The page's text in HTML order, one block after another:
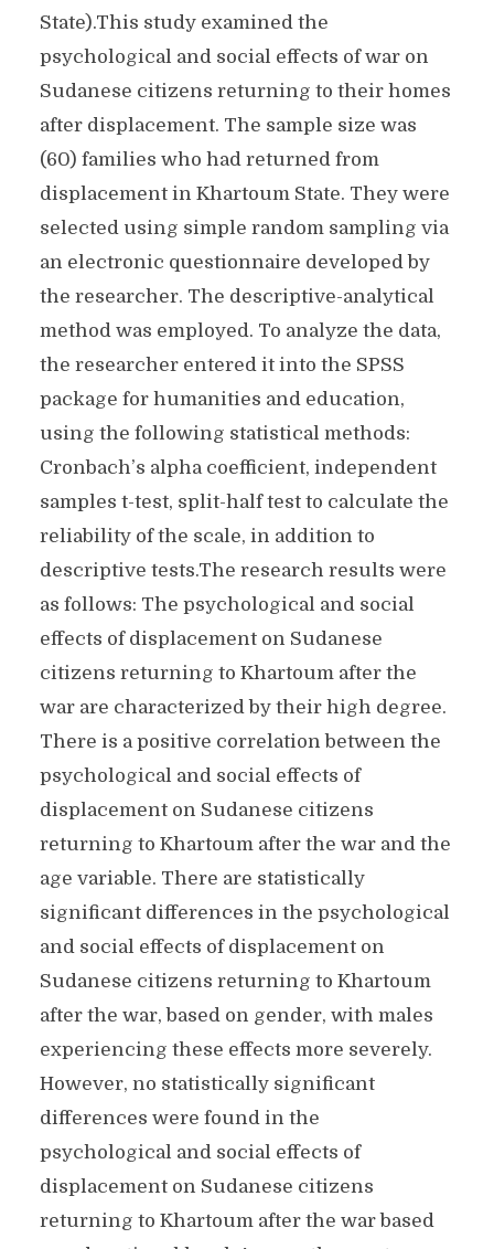
State).This study examined the
psychological and social effects of war on
Sudanese citizens returning to their homes
after displacement. The sample size was
(60) families who had returned from
displacement in Khartoum State. They were
selected using simple random sampling via
an electronic questionnaire developed by
the researcher. The descriptive-analytical
method was employed. To analyze the data,
the researcher entered it into the SPSS
package for humanities and education,
using the following statistical methods:
Cronbach’s alpha coefficient, independent
samples t-test, split-half test to calculate the
reliability of the scale, in addition to
descriptive tests.The research results were
as follows: The psychological and social
effects of displacement on Sudanese
citizens returning to Khartoum after the
war are characterized by their high degree.
There is a positive correlation between the
psychological and social effects of
displacement on Sudanese citizens
returning to Khartoum after the war and the
age variable. There are statistically
significant differences in the psychological
and social effects of displacement on
Sudanese citizens returning to Khartoum
after the war, based on gender, with males
experiencing these effects more severely.
However, no statistically significant
differences were found in the
psychological and social effects of
displacement on Sudanese citizens
returning to Khartoum after the war based